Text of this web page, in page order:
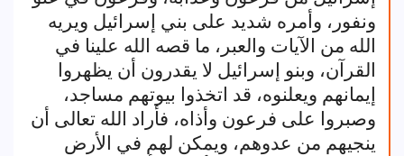
ونفور، وأمره شديد على بني إسرائيل ويريه
الله من الآيات والعبر، ما قصه الله علينا في
القرآن، وبنو إسرائيل لا يقدرون أن يظهروا
إيمانهم ويعلنوه، قد اتخذوا بيوتهم مساجد،
وصبروا على فرعون وأذاه، فأراد الله تعالى أن
ينجيهم من عدوهم، ويمكن لهم في الأرض